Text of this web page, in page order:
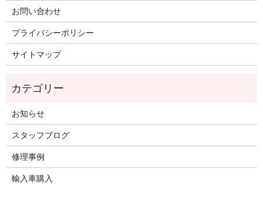
お問い合わせ
プライバシーポリシー
サイトマップ
お知らせ
スタッフブログ
修理事例
輸入車購入